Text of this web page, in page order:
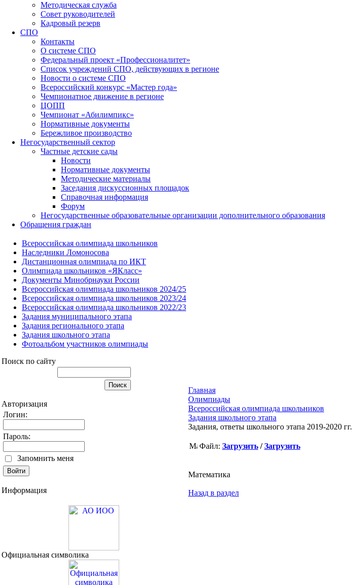
Методическая служба
Совет руководителей
Кадровый резерв
СПО
Контакты
О системе СПО
Федеральный проект «Профессионалитет»
Список учреждений СПО, действующих в регионе
Новости о системе СПО
Всероссийский конкурс «Мастер года»
Чемпионатное движение в регионе
ЦОПП
Чемпионат «Абилимпикс»
Нормативные документы
Бережливое производство
Негосударственный сектор
Частные детские сады
Новости
Нормативные документы
Методические материалы
Заседания дискуссионных площадок
Справочная информация
Форум
Негосударственные образовательные организации дополнительного образования
Обращения граждан
Всероссийская олимпиада школьников
Наследники Ломоносова
Дистанционная олимпиада по ИКТ
Олимпиада школьников «ЯКласс»
Документы Минобрнауки России
Всероссийская олимпиада школьников 2024/25
Всероссийская олимпиада школьников 2023/24
Всероссийская олимпиада школьников 2022/23
Задания муниципального этапа
Задания регионального этапа
Задания школьного этапа
Фотоальбом участников олимпиады
Поиск по сайту
Авторизация
Логин:
Пароль:
Запомнить меня
Информация
Официальная символика
Главная
Олимпиады
Всероссийская олимпиада школьников
Задания школьного этапа
Задания, ответы школьного этапа 2019-2020 гг.
Файл: Загрузить /Загрузить
Математика
Назад в раздел